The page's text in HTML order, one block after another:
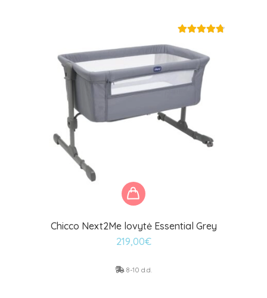
Chicco Next2Me lovytė Essential Grey
219,00€
8-10 d.d.